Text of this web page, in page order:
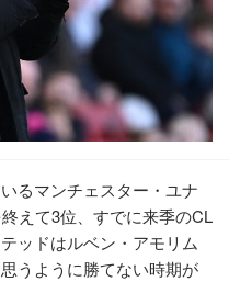
るマンチェスター・ユナ
えて3位、すでに来季のCL
ッドはルベン・アモリム
うように勝てない時期が